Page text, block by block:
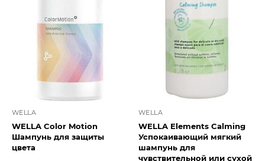
WELLA
WELLA Color Motion
Шампунь для защиты
цвета
WELLA
WELLA Elements Calming
Успокаивающий мягкий
шампунь для
чувствительной или сухой